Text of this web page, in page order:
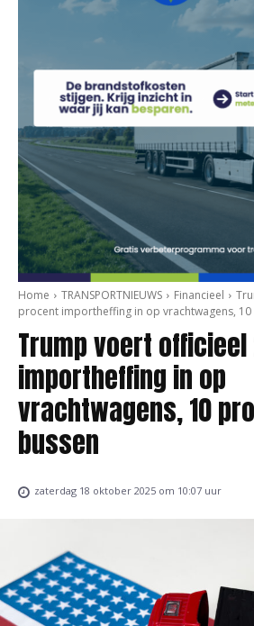
Home TRANSPORTNIEUWS Financieel
procent importheffing in op vrachtwagens,
Trump voert
importheffing in op
vrachtwagens, 10
bussen
zaterdag 18 oktober 2025 om 10:07 uur